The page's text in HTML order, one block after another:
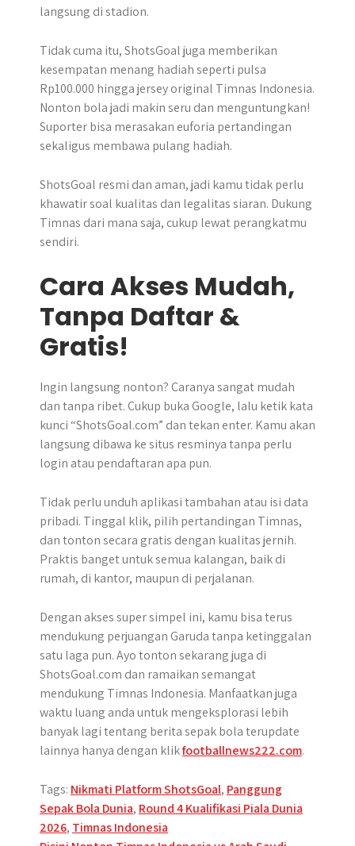
langsung di stadion.
Tidak cuma itu, ShotsGoal juga memberikan
kesempatan menang hadiah seperti pulsa
Rp100.000 hingga jersey original Timnas Indonesia.
Nonton bola jadi makin seru dan menguntungkan!
Suporter bisa merasakan euforia pertandingan
sekaligus membawa pulang hadiah.
ShotsGoal resmi dan aman, jadi kamu tidak perlu
khawatir soal kualitas dan legalitas siaran. Dukung
Timnas dari mana saja, cukup lewat perangkatmu
sendiri.
Cara Akses Mudah,
Tanpa Daftar &
Gratis!
Ingin langsung nonton? Caranya sangat mudah
dan tanpa ribet. Cukup buka Google, lalu ketik kata
kunci “ShotsGoal.com” dan tekan enter. Kamu akan
langsung dibawa ke situs resminya tanpa perlu
login atau pendaftaran apa pun.
Tidak perlu unduh aplikasi tambahan atau isi data
pribadi. Tinggal klik, pilih pertandingan Timnas,
dan tonton secara gratis dengan kualitas jernih.
Praktis banget untuk semua kalangan, baik di
rumah, di kantor, maupun di perjalanan.
Dengan akses super simpel ini, kamu bisa terus
mendukung perjuangan Garuda tanpa ketinggalan
satu laga pun. Ayo tonton sekarang juga di
ShotsGoal.com dan ramaikan semangat
mendukung Timnas Indonesia. Manfaatkan juga
waktu luang anda untuk mengeksplorasi lebih
banyak lagi tentang berita sepak bola terupdate
lainnya hanya dengan klikfootballnews222.com.
Tags: Nikmati Platform ShotsGoal, Panggung
Sepak Bola Dunia, Round 4 Kualifikasi Piala Dunia
2026, Timnas Indonesia